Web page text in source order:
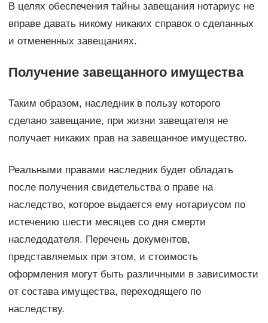
В целях обеспечения тайны завещания нотариус не
вправе давать никому никаких справок о сделанных
и отмененных завещаниях.
Получение завещанного имущества
Таким образом, наследник в пользу которого
сделано завещание, при жизни завещателя не
получает никаких прав на завещанное имущество.
Реальными правами наследник будет обладать
после получения свидетельства о праве на
наследство, которое выдается ему нотариусом по
истечению шести месяцев со дня смерти
наследодателя. Перечень документов,
представляемых при этом, и стоимость
оформления могут быть различными в зависимости
от состава имущества, переходящего по
наследству.